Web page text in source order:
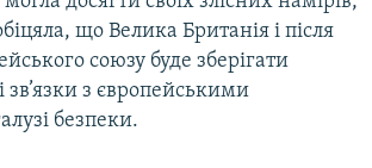
що Велика Британія і після
союзу буде зберігати
зв’язки з європейськими
безпеки.